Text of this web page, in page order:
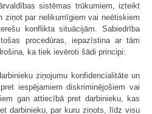
sistēmas trūkumiem, izteikt
ziņot par nelikumīgiem vai neētiskiem
konflikta situācijām. Sabiedrība
procedūras, iepazīstina ar tām
ka tiek ievēroti šādi principi:
ziņojumu konfidencialitāte un
iespējamiem diskriminējošiem vai
gan attiecībā pret darbinieku, kas
darbinieku, par kuru ziņots, līdz visu